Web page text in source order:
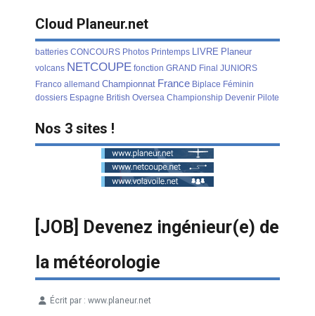
Cloud Planeur.net
batteries CONCOURS Photos Printemps LIVRE Planeur
volcans NETCOUPE fonction GRAND Final JUNIORS
Franco allemand Championnat France Biplace Féminin
dossiers Espagne British Oversea Championship Devenir Pilote
Nos 3 sites !
[JOB] Devenez ingénieur(e) de
la météorologie
Écrit par : www.planeur.net